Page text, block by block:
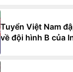
Tuyển Việt Nam
về đội hình B của